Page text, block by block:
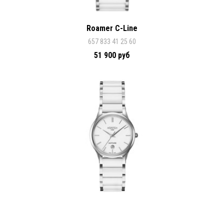
Roamer C-Line
657 833 41 25 60
51 900 руб